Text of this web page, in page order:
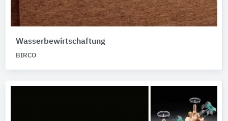
Wasserbewirtschaftung
BIRCO